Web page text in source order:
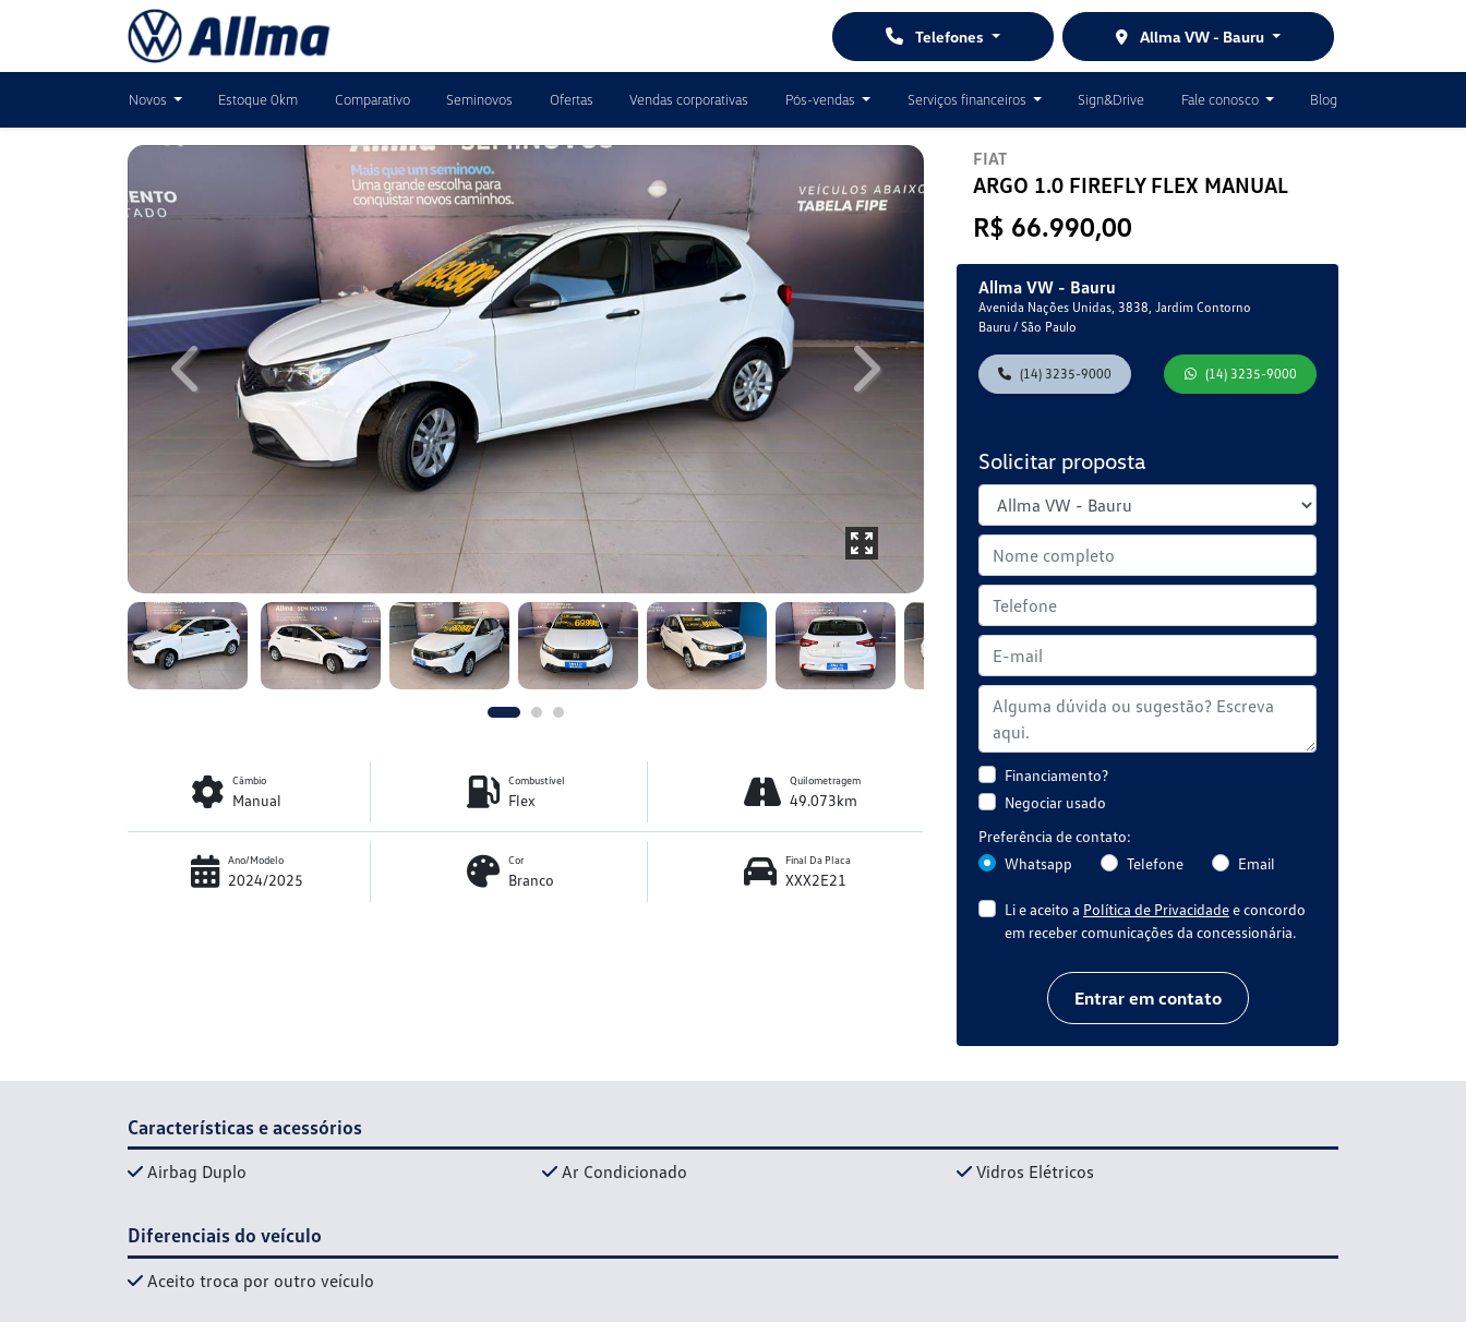
Telefones Allma VW - Bauru
Novos Estoque 0km Comparativo Seminovos Ofertas Vendas corporativas Pós-vendas Serviços financeiros Sign&Drive Fale conosco Blog
FIAT
ARGO 1.0 FIREFLY FLEX MANUAL
R$ 66.990,00
Allma VW - Bauru
Avenida Nações Unidas, 3838, Jardim Contorno
Bauru / São Paulo
(14) 3235-9000 (14) 3235-9000
Solicitar proposta
Financiamento?
Negociar usado
Preferência de contato:
Whatsapp
Telefone Email
Li e aceito a Política de Privacidadee concordo
em receber comunicações da concessionária.
Entrar em contato
Previous Next
Câmbio
Manual
Combustível
Flex
Quilometragem
49.073km
Ano/Modelo
2024/2025
Cor
Branco
Final Da Placa
XXX2E21
Características e acessórios
Airbag Duplo Ar Condicionado Vidros Elétricos
Diferenciais do veículo
Aceito troca por outro veículo